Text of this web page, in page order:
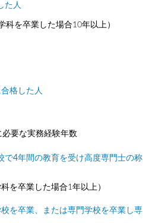
た人
科を卒業した場合10年以上）
格した人
要な実務経験年数
で4年間の教育を受け高度専門士の称
を卒業した場合1年以上）
を卒業、または専門学校を卒業し専